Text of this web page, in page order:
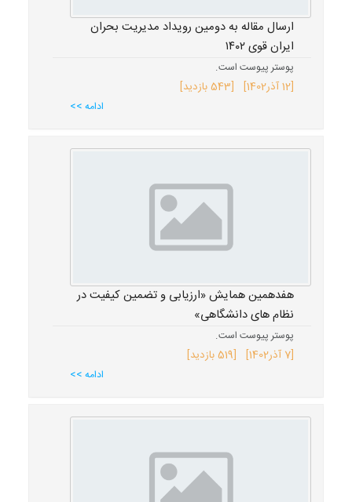
ارسال مقاله به دومین رویداد مدیریت بحران
ایران قوی ١٤٠٢
پوستر پیوست است.
[12 آذر 1402] [543 بازدید]
ادامه >>
هفدهمین همایش «ارزیابی و تضمین کیفیت در
نظام های دانشگاهی»
پوستر پیوست است.
[7 آذر 1402] [519 بازدید]
ادامه >>